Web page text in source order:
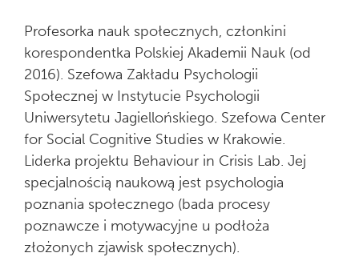
Jak powstają innowacje edukacyjne
Oferta dla biznesu
Przewodnik po budynku
Zespół badawczy
Partnerstwa
Projekty dofinansowane
Zamówienia publiczne
Profesorka nauk społecznych, członkini
korespondentka Polskiej Akademii Nauk (od
2016). Szefowa Zakładu Psychologii
Społecznej w Instytucie Psychologii
Uniwersytetu Jagiellońskiego. Szefowa Center
for Social Cognitive Studies w Krakowie.
Liderka projektu Behaviour in Crisis Lab. Jej
specjalnością naukową jest psychologia
poznania społecznego (bada procesy
poznawcze i motywacyjne u podłoża
złożonych zjawisk społecznych).